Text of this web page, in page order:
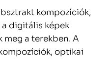
kompozíciók,
a digitális képek
meg a terekben. A
optikai